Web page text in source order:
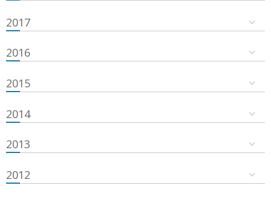
2017
2016
2015
2014
2013
2012